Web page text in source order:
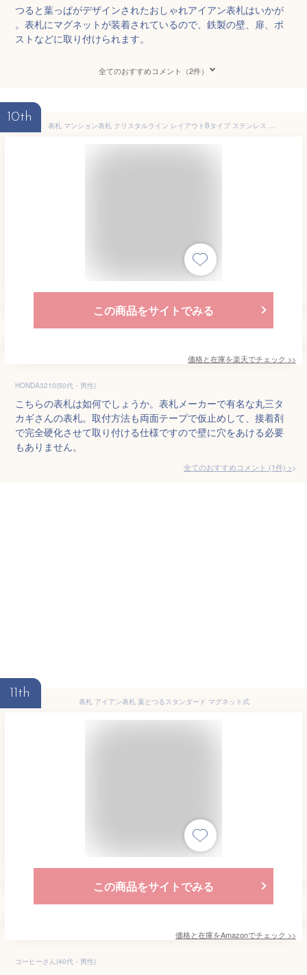
つると葉っぱがデザインされたおしゃれアイアン表札はいかが
。表札にマグネットが装着されているので、鉄製の壁、扉、ポ
ストなどに取り付けられます。
全てのおすすめコメント（2件）
10th
表札 マンション表札 クリスタルライン レイアウトBタイプ ステンレス 丸三タカギ
この商品をサイトでみる
価格と在庫を楽天でチェック >>
HONDA3210(50代・男性)
こちらの表札は如何でしょうか。表札メーカーで有名な丸三タ
カギさんの表札。取付方法も両面テープで仮止めして、接着剤
で完全硬化させて取り付ける仕様ですので壁に穴をあける必要
もありません。
全てのおすすめコメント (1件) >
11th
表札 アイアン表札 葉とつるスタンダード マグネット式
この商品をサイトでみる
価格と在庫をAmazonでチェック >>
コーヒーさん(40代・男性)